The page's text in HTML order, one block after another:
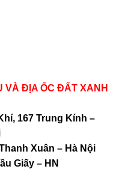
VÀ ĐỊA ỐC ĐẤT XANH
167 Trung Kính –
Xuân – Hà Nội
Giấy – HN